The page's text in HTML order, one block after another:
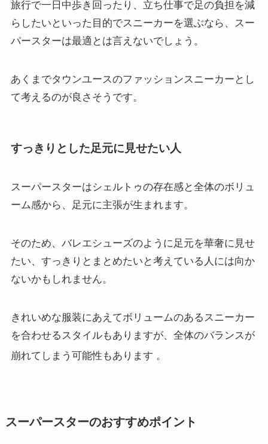
旅行で一日中歩き回ったり、立ち仕事で足の負担を減
らしたいといった目的でスニーカーを選ぶなら、スー
パースターは最適とは言えないでしょう。
あくまでタウンユースのファッションスニーカーとし
て考えるのが良さそうです。
すっきりとした足元に見せたい人
スーパースターはシェルトゥの存在感と全体のボリュ
ーム感から、足元に主張が生まれます。
そのため、バレエシューズのように足元を華奢に見せ
たい、すっきりとまとめたいと考えている人には向か
ないかもしれません。
きれいめな服装にあえてボリュームのあるスニーカー
を合わせるスタイルもありますが、全体のバランスが
崩れてしまう可能性もあります 。
スーパースターのおすすめポイント